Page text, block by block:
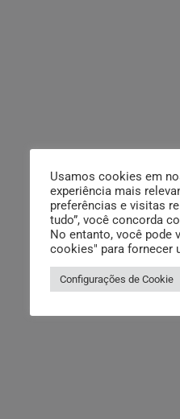
Usamos cookies em
experiência mais
preferências e visitas
tudo”, você concorda
No entanto, você pode
cookies" para fornecer
Configurações de Cookie